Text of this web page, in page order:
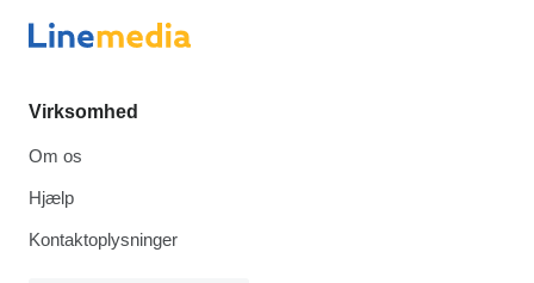
Virksomhed
Om os
Hjælp
Kontaktoplysninger